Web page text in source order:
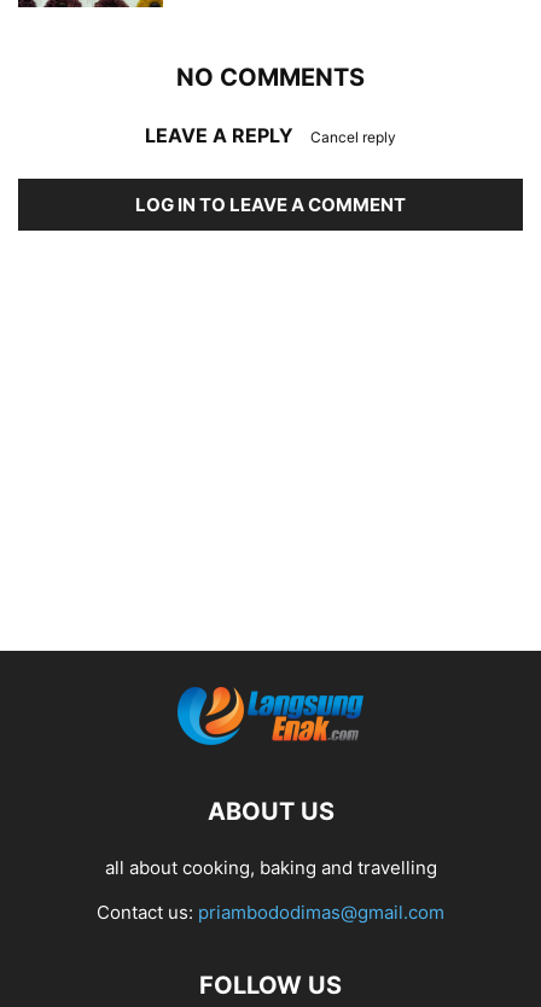
NO COMMENTS
LEAVE A REPLY Cancel reply
LOG IN TO LEAVE A COMMENT
ABOUT US
all about cooking, baking and travelling
Contact us: priambododimas@gmail.com
FOLLOW US